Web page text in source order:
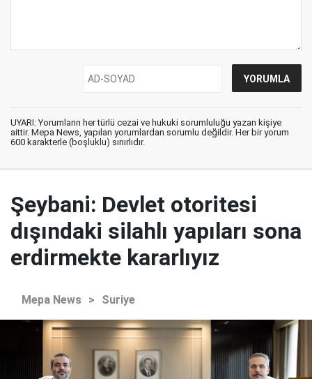
UYARI: Yorumların her türlü cezai ve hukuki sorumluluğu yazan kişiye
aittir. Mepa News, yapılan yorumlardan sorumlu değildir. Her bir yorum
600 karakterle (boşluklu) sınırlıdır.
Şeybani: Devlet otoritesi
dışındaki silahlı yapıları sona
erdirmekte kararlıyız
Mepa News > Suriye